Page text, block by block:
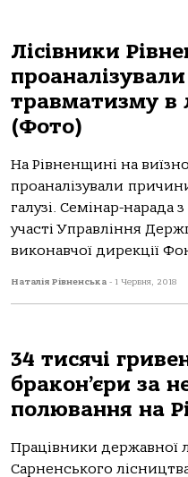
Лісівники
травматизму в
(Фото)
На Рівненщині на
проаналізували
галузі. Семінар-нарада
участі Управління
виконавчої дирекції
Наталія Рівненська - 1 Червня, 2018
34 тисячі
бракон’єри за
полювання на
Працівники державної
Сарненського